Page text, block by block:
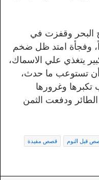
وقفزت في
وفجأة امتد ظل ضخم
يتغذي علي الاسماك،
تستوعب ما حدث،
وغرورها
الطائر ودفعت الثمن
قبل النوم
قصص مفيدة